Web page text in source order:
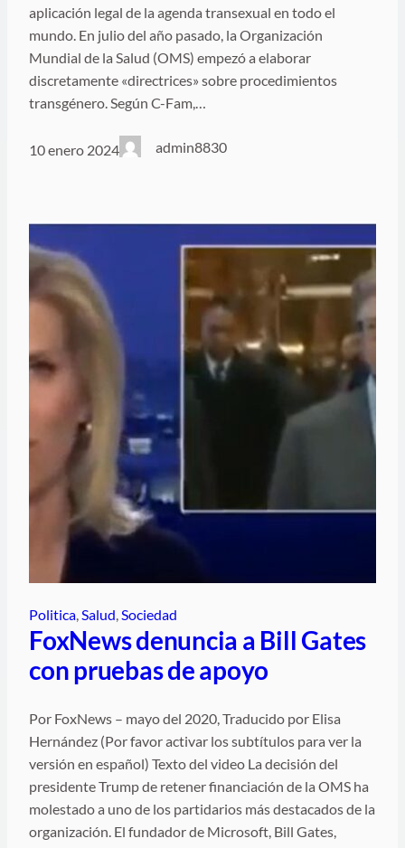
aplicación legal de la agenda transexual en todo el
mundo. En julio del año pasado, la Organización
Mundial de la Salud (OMS) empezó a elaborar
discretamente «directrices» sobre procedimientos
transgénero. Según C-Fam,…
10 enero 2024 admin8830
Politica, Salud, Sociedad
FoxNews denuncia a Bill Gates
con pruebas de apoyo
Por FoxNews – mayo del 2020, Traducido por Elisa
Hernández (Por favor activar los subtítulos para ver la
versión en español) Texto del video La decisión del
presidente Trump de retener financiación de la OMS ha
molestado a uno de los partidarios más destacados de la
organización. El fundador de Microsoft, Bill Gates,